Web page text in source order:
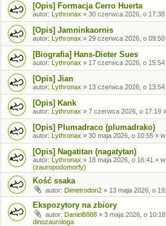
[Opis] Formacja Cerro Huerta
autor: Lythronax » 30 czerwca 2026, o 17:38
[Opis] Jamninkaornis
autor: Lythronax » 29 czerwca 2026, o 09:50
[Biografia] Hans-Dieter Sues
autor: Lythronax » 17 czerwca 2026, o 15:54
[Opis] Jian
autor: Lythronax » 13 czerwca 2026, o 13:54
[Opis] Kank
autor: Lythronax » 7 czerwca 2026, o 17:19
[Opis] Plumadraco (plumadrako)
autor: Lythronax » 30 maja 2026, o 10:55 » w
[Opis] Nagatitan (nagatytan)
autor: Lythronax » 18 maja 2026, o 16:41 » w
(zauropodomorfy)
Kość ssaka
autor: Dimetrodon2 » 13 maja 2026, o
Ekspozytory na zbiory
autor: Daniel8888 » 3 maja 2026, o 10:18
dinozaurologa